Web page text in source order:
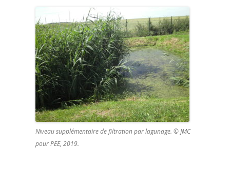
Niveau supplémentaire de filtration par lagunage. © JMC
pour PEE, 2019.